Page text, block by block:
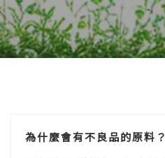
為什麼會有不良品的原料？